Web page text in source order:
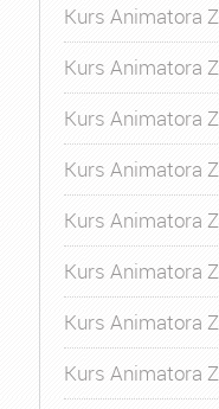
Kurs Animatora
Kurs Animatora
Kurs Animatora
Kurs Animatora
Kurs Animatora
Kurs Animatora
Kurs Animatora
Kurs Animatora